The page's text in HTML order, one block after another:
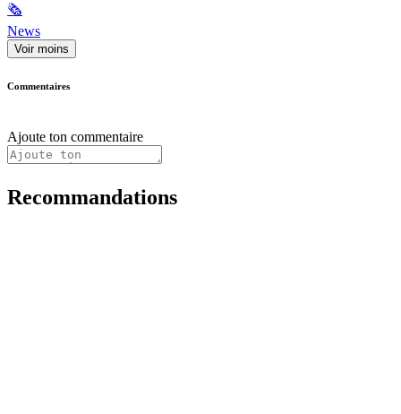
🗞
News
Voir moins
Commentaires
Ajoute ton commentaire
Recommandations